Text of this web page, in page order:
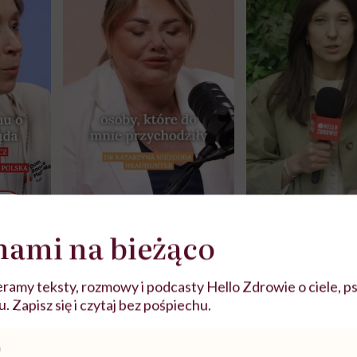
tylko
"Jestem w ciąży, co mi się
należy?". Headhunter o
zmianie pokoleniowej u
kobiet w ciąży na rynku
Instrukcja". Tym
atakach paniki.
ptasia grypa?
na bieżąco
teksty, rozmowy i podcasty Hello Zdrowie o ciele,
Zapisz się i czytaj bez pośpiechu.